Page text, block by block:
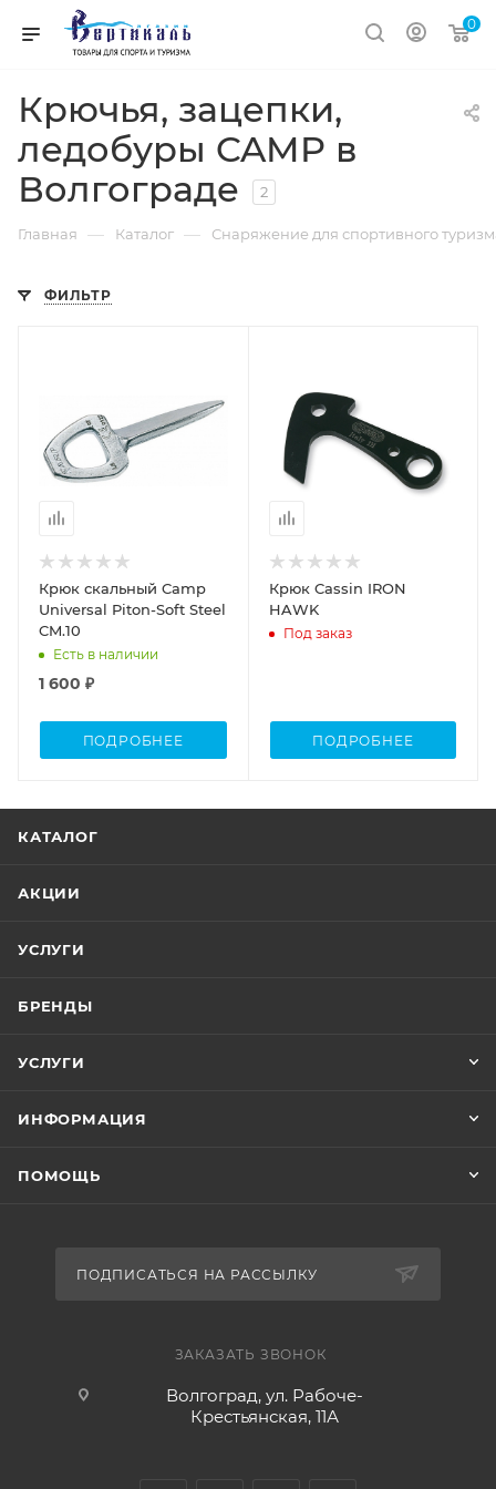
0
Крючья, зацепки,
ледобуры CAMP в
Волгограде
2
Главная — Каталог — Снаряжение для спортивного
ФИЛЬТР
Крюк скальный Camp
Universal Piton-Soft Steel
CM.10
Есть в наличии
1 600 ₽
ПОДРОБНЕЕ
Крюк Cassin IRON
HAWK
Под заказ
ПОДРОБНЕЕ
КАТАЛОГ
АКЦИИ
УСЛУГИ
БРЕНДЫ
УСЛУГИ
ИНФОРМАЦИЯ
ПОМОЩЬ
ПОДПИСАТЬСЯ НА РАССЫЛКУ
ЗАКАЗАТЬ ЗВОНОК
Волгоград, ул. Рабоче-
Крестьянская, 11А